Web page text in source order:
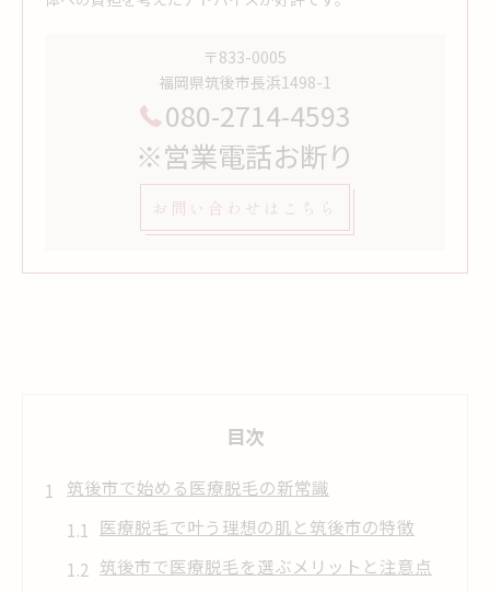
〒833-0005
福岡県筑後市長浜1498-1
080-2714-4593
※営業電話お断り
お問い合わせはこちら
目次
筑後市で始める医療脱毛の新常識
医療脱毛で叶う理想の肌と筑後市の特徴
筑後市で医療脱毛を選ぶメリットと注意点